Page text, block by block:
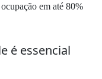
em até 80%
é essencial